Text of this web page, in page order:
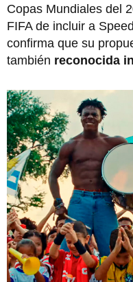
Copas Mundiales del
FIFA de incluir a
confirma que su
también reconocida